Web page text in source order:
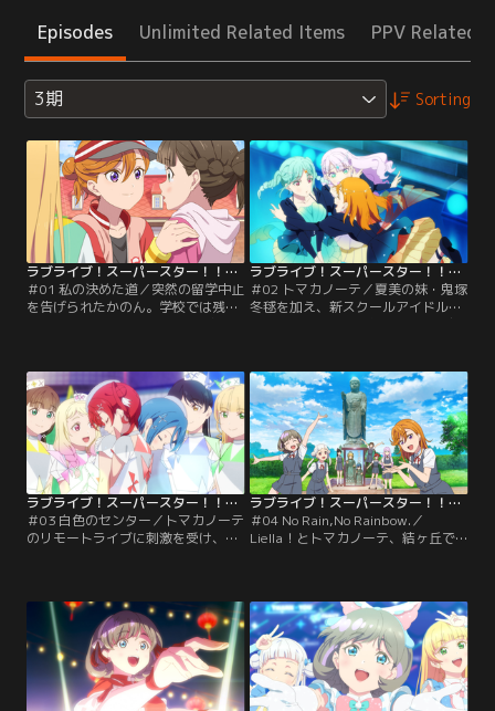
Episodes Unlimited Related Items PPV Related
3期 Sorting
ラブライブ！スーパースター！！TVアニメ3期 第01話
＃01 私の決めた道／突然の留学中止
を告げられたかのん。学校では残さ
なったマルガレーテは、Liella！に
対抗して「新スクールアイドル部」
を設立する。しかし部員が集まらな
いマルガレーテに、かのんはかつて
の自分を重ねていた。【提供：バン
ダイチャンネル】
ラブライブ！スーパースター！！TVアニメ3期 第02話
＃02 トマカノーテ／夏美の妹・鬼塚
冬毬を加え、新スクールアイドル部
は3人での活動を開始する。冷静沈
のんとマルガレーテ。初舞台として
リモートライブへの参加は決まった
ものの、スクールアイドルをやる目
的もスタンスも違う3人はちぐはぐ
で…そんな中、かのんは3人で曲を
作ろうと提案する。【提供：バンダ
イチャンネル】
ラブライブ！スーパースター！！TVアニメ3期 第03話
＃03 白色のセンター／トマカノーテ
のリモートライブに刺激を受け、負
ターに四季を推薦する。センターと
は何か、何故自分がセンターなのか
思考を巡らせる四季。しかしセンタ
ーの予行練習の最中、倒れた四季は
保健室に運ばれてしまう。【提供：
バンダイチャンネル】
ラブライブ！スーパースター！！TVアニメ3期 第04話
＃04 No Rain,No Rainbow.／
Liella！とトマカノーテ、結ヶ丘で
た両グループ。互いの想いをぶつけ
合う中で突然、夏美と冬毬がどこか
へ走り去ってしまう。鬼塚姉妹を追
いかけてかのんたちが辿り着いたの
は牛久、鬼塚家で…。【提供：バン
ダイチャンネル】